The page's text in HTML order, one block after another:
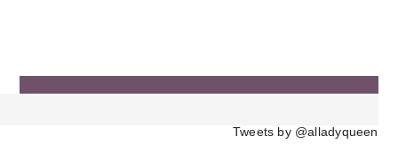
Tweets by @alladyqueen